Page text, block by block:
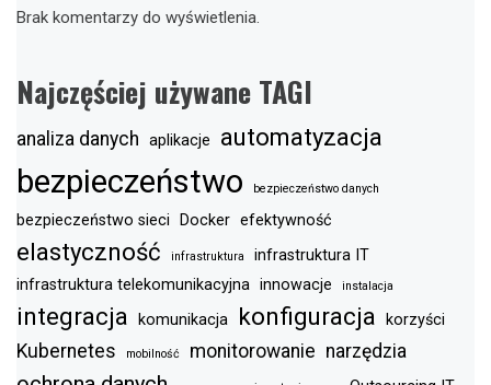
Brak komentarzy do wyświetlenia.
Najczęściej używane TAGI
analiza danych aplikacje automatyzacja
bezpieczeństwo bezpieczeństwo danych
bezpieczeństwo sieci Docker efektywność
elastyczność infrastruktura
infrastruktura IT
infrastruktura telekomunikacyjna innowacje instalacja
integracja komunikacja konfiguracja korzyści
Kubernetes mobilność monitorowanie narzędzia